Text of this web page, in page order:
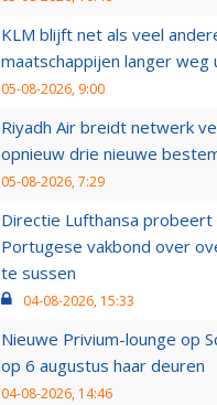
KLM blijft net als veel
maatschappijen langer weg
05-08-2026, 9:00
Riyadh Air breidt netwerk
opnieuw drie nieuwe
05-08-2026, 7:29
Directie Lufthansa
Portugese vakbond over
te sussen
04-08-2026, 15:33
Nieuwe Privium-lounge op
op 6 augustus haar deuren
04-08-2026, 14:46